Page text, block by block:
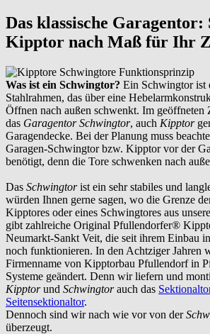
Das klassische
Kipptor nach Maß für Ihr
Was ist ein Schwingtor? Ein Schwingtor ist
Stahlrahmen, das über eine
Öffnen nach außen schwenkt. Im geöffneten
das Garagentor Schwingtor, auch Kipptor
Garagendecke. Bei der Planung muss
Garagen-Schwingtor bzw. Kipptor vor der
benötigt, denn die Tore schwenken nach
Das Schwingtorist ein sehr stabiles und
würden Ihnen gerne sagen, wo die Grenze
Kipptores oder eines Schwingtores aus
gibt zahlreiche Original Pfullendorfer®
Neumarkt-Sankt Veit, die seit ihrem Einbau
noch funktionieren. In den Achtziger Jahren
Firmenname von Kipptorbau Pfullendorf in
Systeme geändert. Denn wir liefern und
Kipptorund Schwingtorauch das
Seitensektionaltor.
Dennoch sind wir nach wie vor von der
überzeugt.